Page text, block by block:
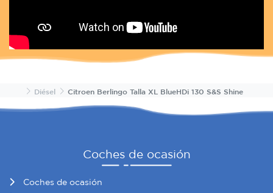
InicioDiésel Citroen Berlingo Talla XL BlueHDi 130 S&S Shine
Coches de ocasión
Coches de ocasión